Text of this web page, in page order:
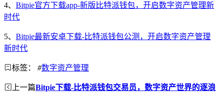
4、 Bitpie官方下载app-新版比特派钱包，开启数字资产管理新
时代
5、 Bitpie最新安卓下载-比特派钱包公测，开启数字资产管理
新时代
标签： #数字资产管理
上一篇Bitpie下载-比特派钱包交易员，数字资产世界的逐浪